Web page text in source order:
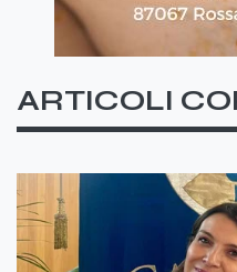
ARTICOLI